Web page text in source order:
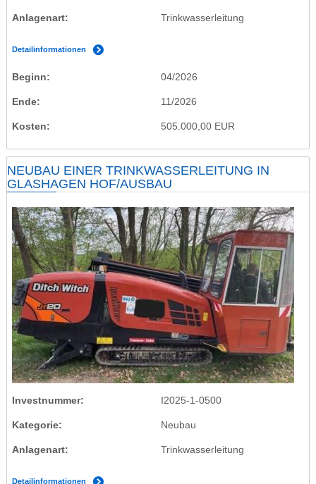
Anlagenart Trinkwasserleitung
Detailinformationen
Beginn 04/2026
Ende 11/2026
Kosten 505.000,00 EUR
NEUBAU EINER TRINKWASSERLEITUNG IN
GLASHAGEN HOF/AUSBAU
Investnummer I2025-1-0500
Kategorie Neubau
Anlagenart Trinkwasserleitung
Detailinformationen